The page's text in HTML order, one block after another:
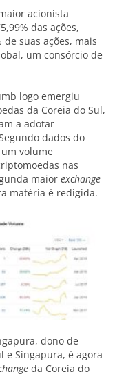
acionista
das ações,
suas ações, mais
um consórcio de
logo emergiu
da Coreia do Sul,
a adotar
dados do
volume
nas
maior exchange
matéria é redigida.
dono de
e Singapura, é agora
da Coreia do